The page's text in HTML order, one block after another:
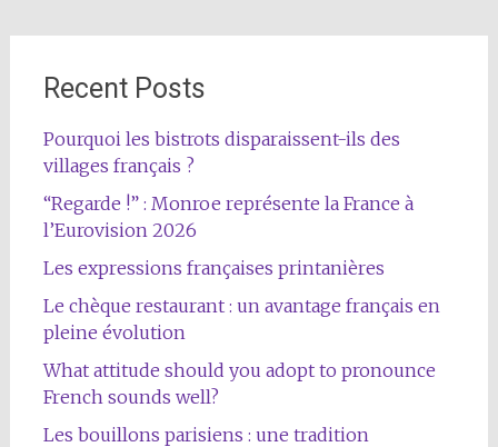
Recent Posts
Pourquoi les bistrots disparaissent-ils des
villages français ?
“Regarde !” : Monroe représente la France à
l’Eurovision 2026
Les expressions françaises printanières
Le chèque restaurant : un avantage français en
pleine évolution
What attitude should you adopt to pronounce
French sounds well?
Les bouillons parisiens : une tradition